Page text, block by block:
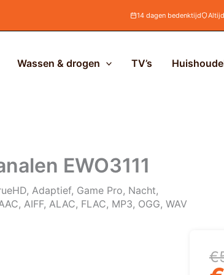
14 dagen bedenktijd
Wassen & drogen TV’s
EWO3111
Adaptief, Game Pro, Nacht,
AIFF, ALAC, FLAC, MP3, OGG, WAV
€